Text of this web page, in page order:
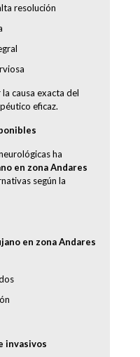
resolución
causa exacta del
eficaz.
ha
en zona Andares
según la
en zona Andares
invasivos